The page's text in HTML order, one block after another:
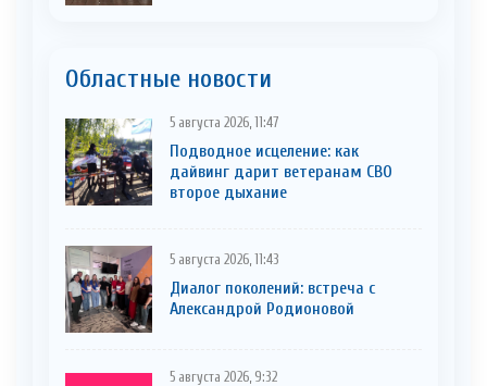
Областные новости
5 августа 2026, 11:47
Подводное исцеление: как
дайвинг дарит ветеранам СВО
второе дыхание
5 августа 2026, 11:43
Диалог поколений: встреча с
Александрой Родионовой
5 августа 2026, 9:32